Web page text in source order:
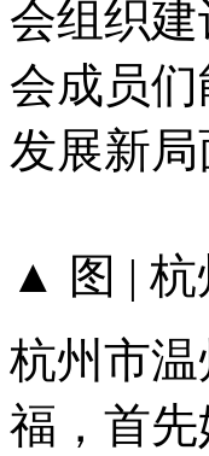
会组织
会成员
发展新局
▲ 图 | 杭
杭州市
福，首